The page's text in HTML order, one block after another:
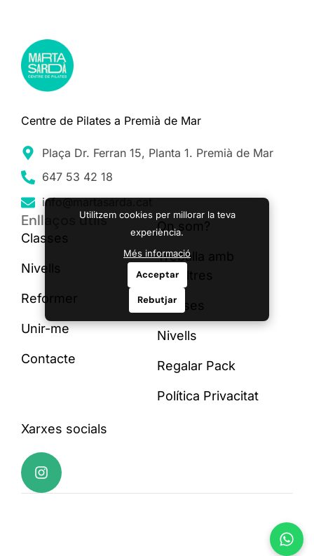
Centre de Pilates a Premià de Mar
Plaça Dr. Ferran 15, Planta 1. Premià de Mar
647 53 42 18
info@martasarda.cat
Enllaços útils
Classes
Nivells
Reformer
Unir-me
Contacte
On som?
Treballa amb
nosaltres
Classes
Nivells
Regalar Pack
Política Privacitat
Xarxes socials
rights reserved.
Utilitzem cookies per millorar la teva
experiència.
Més informació
Acceptar
Rebutjar